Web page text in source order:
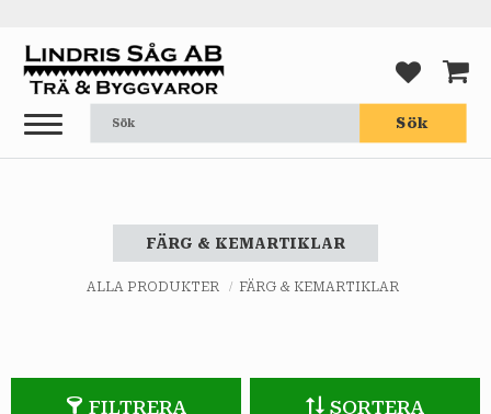
Meny
Sök
FÄRG & KEMARTIKLAR
ALLA PRODUKTER FÄRG & KEMARTIKLAR
FILTRERA SORTERA